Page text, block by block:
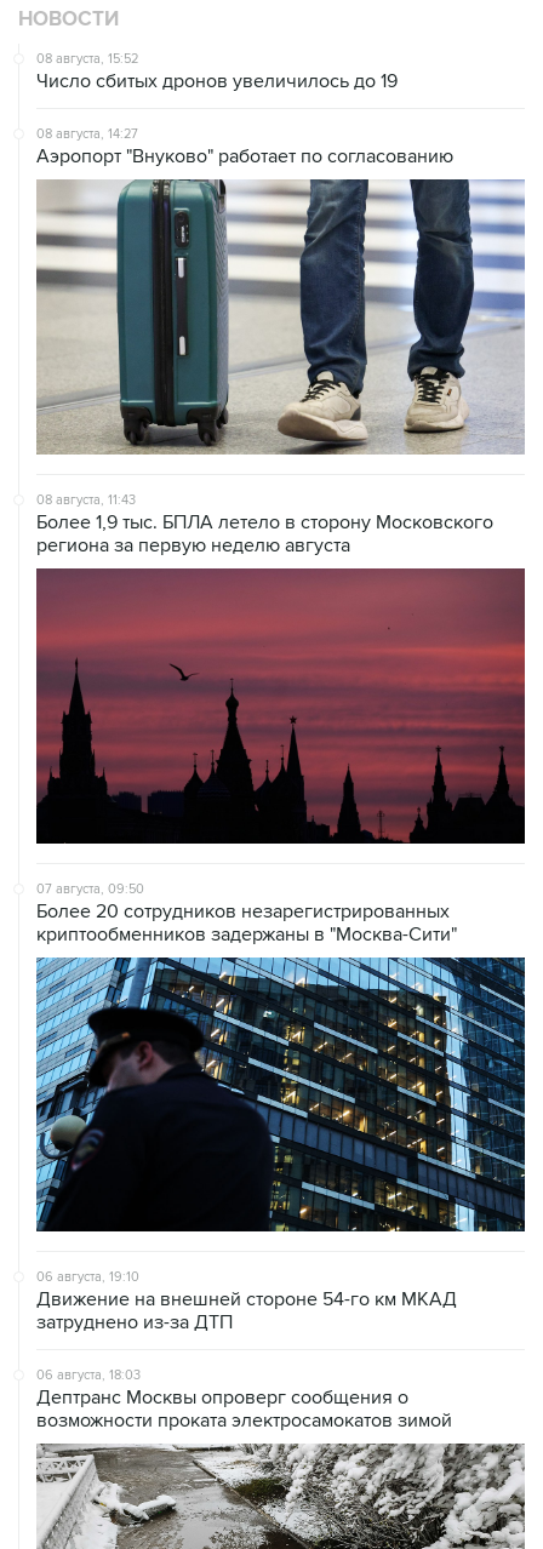
НОВОСТИ
08 августа, 15:52
Число сбитых дронов увеличилось до 19
08 августа, 14:27
Аэропорт "Внуково" работает по согласованию
08 августа, 11:43
Более 1,9 тыс. БПЛА летело в сторону Московского
региона за первую неделю августа
07 августа, 09:50
Более 20 сотрудников незарегистрированных
криптообменников задержаны в "Москва-Сити"
06 августа, 19:10
Движение на внешней стороне 54-го км МКАД
затруднено из-за ДТП
06 августа, 18:03
Дептранс Москвы опроверг сообщения о
возможности проката электросамокатов зимой